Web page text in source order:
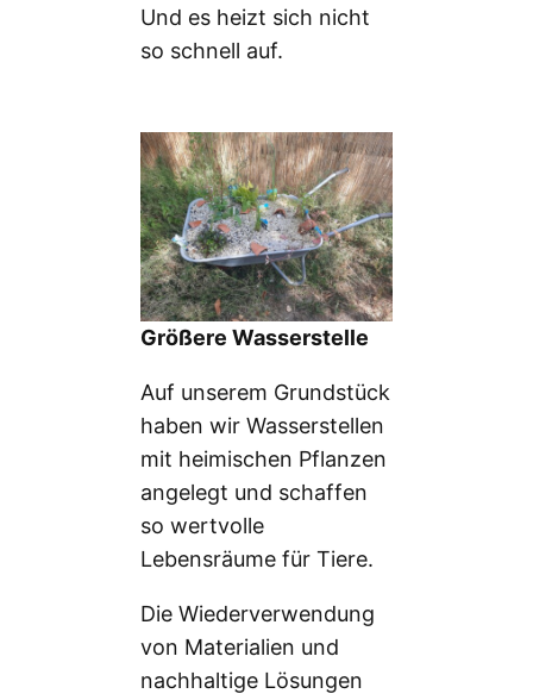
Und es heizt sich nicht
so schnell auf.
Größere Wasserstelle
Auf unserem Grundstück
haben wir Wasserstellen
mit heimischen Pflanzen
angelegt und schaffen
so wertvolle
Lebensräume für Tiere.
Die Wiederverwendung
von Materialien und
nachhaltige Lösungen